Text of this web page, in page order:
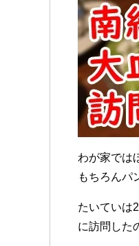
わが家では
もちろんパ
たいていは
に訪問した